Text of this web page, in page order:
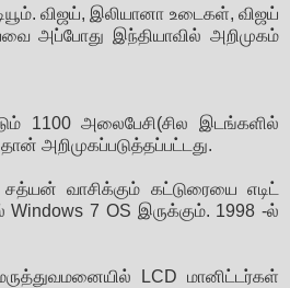
விஜய், இலியானா உடைகள், விஜய்
அப்போது இந்தியாவில் அறிமுகம்
1100 அலைபேசி(சில இடங்களில்
அறிமுகப்படுத்தப்பட்டது.
சத்யன் வாசிக்கும் கட்டுரையை எடிட்
Windows 7 OS இருக்கும். 1998 -ல்
LCD மானிட்டர்கள்